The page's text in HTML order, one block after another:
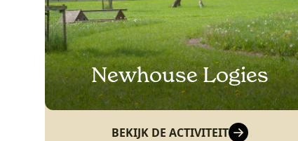
Newhouse Logies
BEKIJK DE ACTIVITEIT